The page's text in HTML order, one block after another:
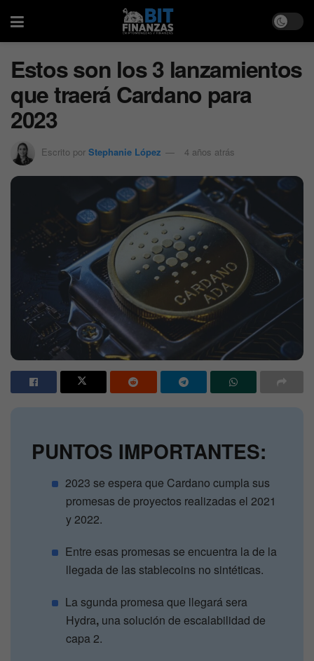
Estos son los 3 lanzamientos
que traerá Cardano para
2023
Escrito por Stephanie López 4 años atrás
PUNTOS IMPORTANTES:
2023 se espera que Cardano cumpla sus
promesas de proyectos realizadas el 2021
y 2022.
Entre esas promesas se encuentra la de la
llegada de las stablecoins no sintéticas.
La sgunda promesa que llegará sera
Hydra, una solución de escalabilidad de
capa 2.